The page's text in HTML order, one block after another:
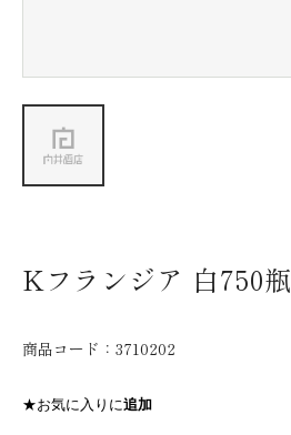
Kフランジア 白750瓶
商品コード： 3710202
★お気に入りに追加